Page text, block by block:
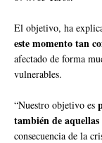
El objetivo, ha
este momento tan
afectado de forma
vulnerables.
“Nuestro objetivo es
también de
consecuencia de la